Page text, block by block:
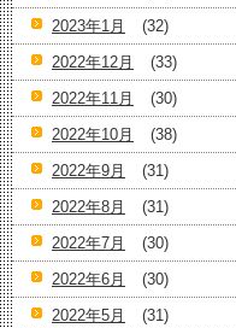
2023年1月
(32)
2022年12月
(33)
2022年11月
(30)
2022年10月
(38)
2022年9月
(31)
2022年8月
(31)
2022年7月
(30)
2022年6月
(30)
2022年5月
(31)